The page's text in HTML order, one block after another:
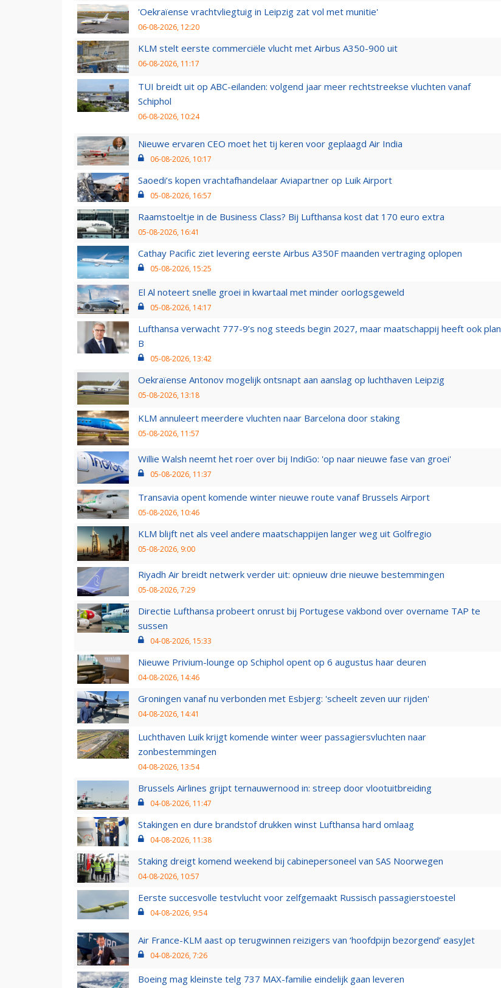
'Oekraïense vrachtvliegtuig in Leipzig zat vol met munitie'
06-08-2026, 12:20
KLM stelt eerste commerciële vlucht met Airbus A350-900 uit
06-08-2026, 11:17
TUI breidt uit op ABC-eilanden: volgend jaar meer rechtstreekse vluchten vanaf
Schiphol
06-08-2026, 10:24
Nieuwe ervaren CEO moet het tij keren voor geplaagd Air India
06-08-2026, 10:17
Saoedi’s kopen vrachtafhandelaar Aviapartner op Luik Airport
05-08-2026, 16:57
Raamstoeltje in de Business Class? Bij Lufthansa kost dat 170 euro extra
05-08-2026, 16:41
Cathay Pacific ziet levering eerste Airbus A350F maanden vertraging oplopen
05-08-2026, 15:25
El Al noteert snelle groei in kwartaal met minder oorlogsgeweld
05-08-2026, 14:17
Lufthansa verwacht 777-9’s nog steeds begin 2027, maar maatschappij heeft ook plan
B
05-08-2026, 13:42
Oekraïense Antonov mogelijk ontsnapt aan aanslag op luchthaven Leipzig
05-08-2026, 13:18
KLM annuleert meerdere vluchten naar Barcelona door staking
05-08-2026, 11:57
Willie Walsh neemt het roer over bij IndiGo: 'op naar nieuwe fase van groei'
05-08-2026, 11:37
Transavia opent komende winter nieuwe route vanaf Brussels Airport
05-08-2026, 10:46
KLM blijft net als veel andere maatschappijen langer weg uit Golfregio
05-08-2026, 9:00
Riyadh Air breidt netwerk verder uit: opnieuw drie nieuwe bestemmingen
05-08-2026, 7:29
Directie Lufthansa probeert onrust bij Portugese vakbond over overname TAP te
sussen
04-08-2026, 15:33
Nieuwe Privium-lounge op Schiphol opent op 6 augustus haar deuren
04-08-2026, 14:46
Groningen vanaf nu verbonden met Esbjerg: 'scheelt zeven uur rijden'
04-08-2026, 14:41
Luchthaven Luik krijgt komende winter weer passagiersvluchten naar
zonbestemmingen
04-08-2026, 13:54
Brussels Airlines grijpt ternauwernood in: streep door vlootuitbreiding
04-08-2026, 11:47
Stakingen en dure brandstof drukken winst Lufthansa hard omlaag
04-08-2026, 11:38
Staking dreigt komend weekend bij cabinepersoneel van SAS Noorwegen
04-08-2026, 10:57
Eerste succesvolle testvlucht voor zelfgemaakt Russisch passagierstoestel
04-08-2026, 9:54
Air France-KLM aast op terugwinnen reizigers van ‘hoofdpijn bezorgend’ easyJet
04-08-2026, 7:26
Boeing mag kleinste telg 737 MAX-familie eindelijk gaan leveren